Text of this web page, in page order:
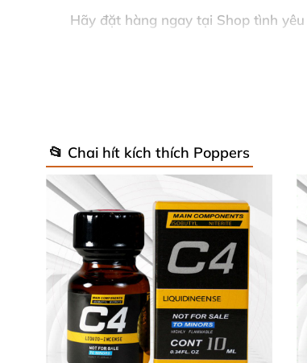
Hãy đặt hàng ngay tại Shop tình
📂 Chai hít kích thích Poppers